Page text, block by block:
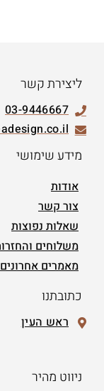
ליצירת קשר
03-9446667
מידע שימושי
אודות
צור קשר
שאלות נפוצות
משלוחים
מאמרים אחרונים
כתובתנו
ראש העין
ניווט מהיר